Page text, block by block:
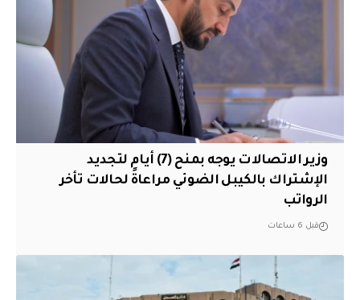
وزير الاتصالات يوجه بمنح (7) أيام لتجديد
الإشتراك بالكيبل الضوئي مراعاةً لحالات تأخر
الرواتب
قبل 6 ساعات